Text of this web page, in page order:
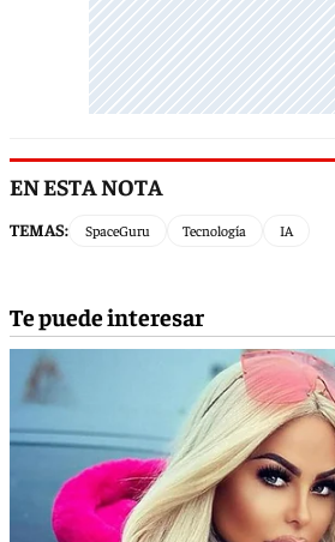
EN ESTA NOTA
TEMAS: SpaceGuru Tecnología IA